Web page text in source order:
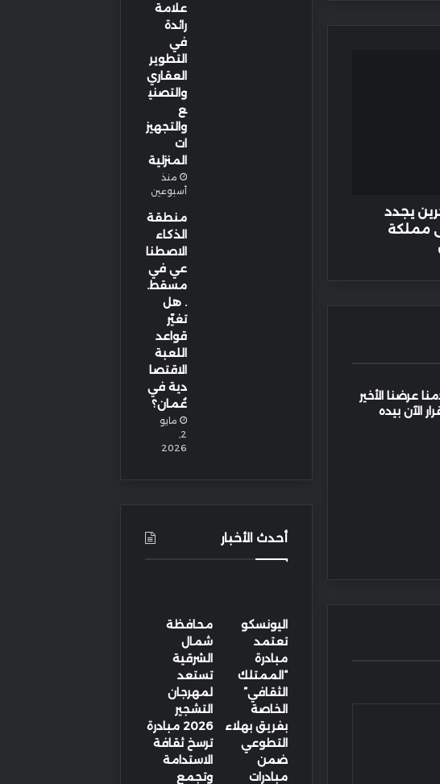
يجدد
مملكة
عرضنا الأخير
الآن بيده
علامة
رائدة
في
التطوير
العقاري
والتصني
ع
والتجهيز
ات
المنزلية
منذ
أسبوعين
منطقة
الذكاء
الاصطنا
عي في
مسقط.
. هل
تغيّر
قواعد
اللعبة
الاقتصا
دية في
عُمان؟
مايو
2,
2026
أحدث الأخبار
اليونسكو
تعتمد
مبادرة
“الممتلك
الثقافي”
الخاصة
بفريق بهلاء
التطوعي
ضمن
مبادرات
محافظة
شمال
الشرقية
تستعد
لمهرجان
التشجير
2026 مبادرة
ترسخ ثقافة
الاستدامة
وتجمع